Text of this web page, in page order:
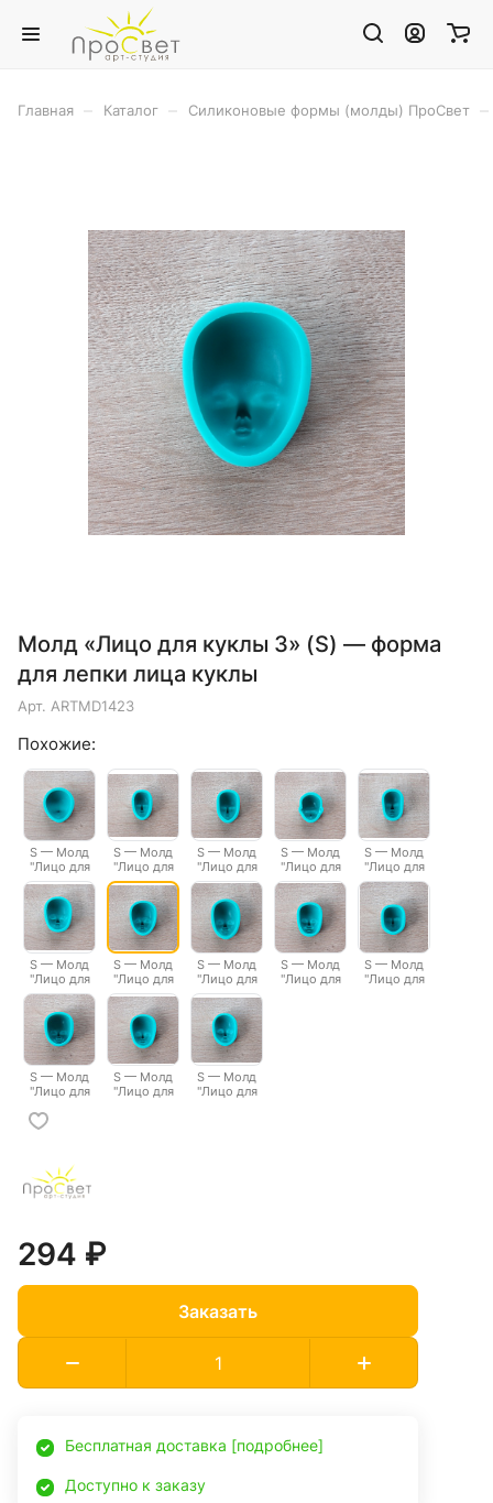
Главная Каталог Силиконовые формы (молды) ПроСвет
Молд «Лицо для куклы 3» (S) — форма
для лепки лица куклы
Арт. ARTMD1423
Похожие:
S — Молд
"Лицо для
куклы 1"
S — Молд
"Лицо для
куклы 10"
S — Молд
"Лицо для
куклы 11"
S — Молд
"Лицо для
куклы 12"
S — Молд
"Лицо для
куклы 13"
S — Молд
"Лицо для
куклы 2"
S — Молд
"Лицо для
куклы 3"
S — Молд
"Лицо для
куклы 4"
S — Молд
"Лицо для
S — Молд
"Лицо для
S — Молд
"Лицо для
S — Молд
"Лицо для
S — Молд
"Лицо для
294 ₽
Заказать
Бесплатная доставка [подробнее]
Доступно к заказу